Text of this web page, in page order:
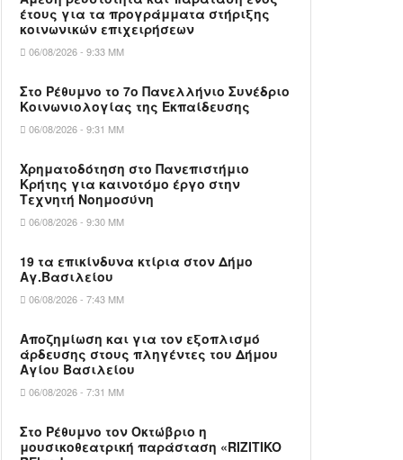
έτους για τα προγράμματα στήριξης
κοινωνικών επιχειρήσεων
06/08/2026 - 9:33 ΜΜ
Στο Ρέθυμνο το 7ο Πανελλήνιο Συνέδριο
Κοινωνιολογίας της Εκπαίδευσης
06/08/2026 - 9:31 ΜΜ
Χρηματοδότηση στο Πανεπιστήμιο
Κρήτης για καινοτόμο έργο στην
Τεχνητή Νοημοσύνη
06/08/2026 - 9:30 ΜΜ
19 τα επικίνδυνα κτίρια στον Δήμο
Αγ.Βασιλείου
06/08/2026 - 7:43 ΜΜ
Αποζημίωση και για τον εξοπλισμό
άρδευσης στους πληγέντες του Δήμου
Αγίου Βασιλείου
06/08/2026 - 7:31 ΜΜ
Στο Ρέθυμνο τον Οκτώβριο η
μουσικοθεατρική παράσταση «RIZITIKO